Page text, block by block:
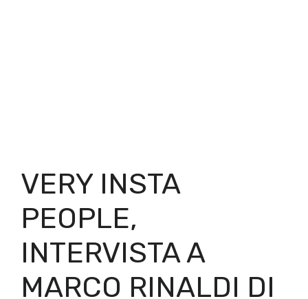
VERY INSTA
PEOPLE,
INTERVISTA A
MARCO RINALDI DI